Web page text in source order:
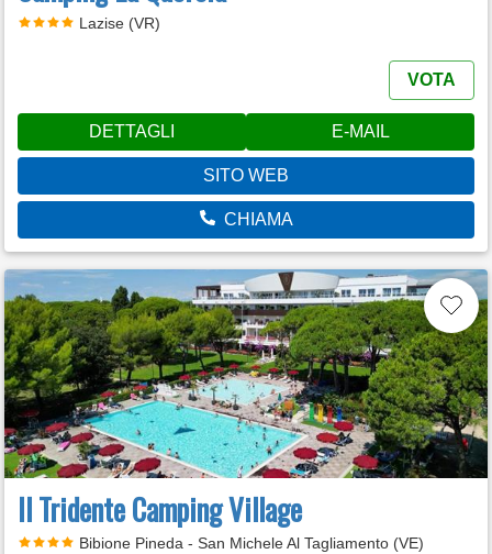
Lazise (VR)
VOTA
DETTAGLI E-MAIL
SITO WEB
CHIAMA
Il Tridente Camping Village
Bibione Pineda - San Michele Al Tagliamento (VE)